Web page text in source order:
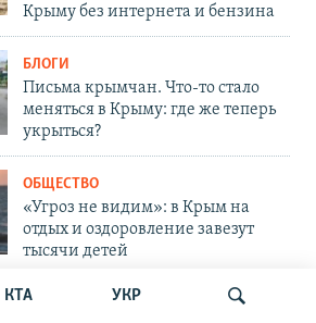
КТА УКР
Крыму без интернета и бензина
БЛОГИ
Письма крымчан. Что-то стало
меняться в Крыму: где же теперь
укрыться?
ОБЩЕСТВО
«Угроз не видим»: в Крым на
отдых и оздоровление завезут
тысячи детей
КРЫМ